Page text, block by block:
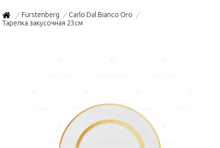
/ Fürstenberg / Carlo Dal Bianco Oro /
Тарелка закусочная 23см